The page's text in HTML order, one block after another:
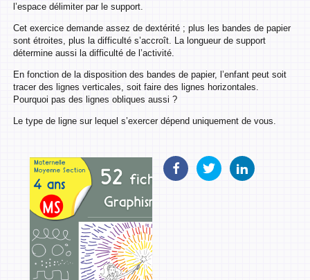
l’espace délimiter par le support.
Cet exercice demande assez de dextérité ; plus les bandes de papier
sont étroites, plus la difficulté s’accroît. La longueur de support
détermine aussi la difficulté de l’activité.
En fonction de la disposition des bandes de papier, l’enfant peut soit
tracer des lignes verticales, soit faire des lignes horizontales.
Pourquoi pas des lignes obliques aussi ?
Le type de ligne sur lequel s’exercer dépend uniquement de vous.